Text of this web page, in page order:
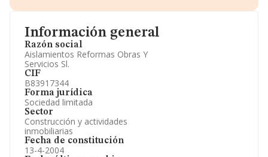
Información general
Razón social
Aislamientos Reformas Obras Y
Servicios Sl.
CIF
B83917344
Forma jurídica
Sociedad limitada
Sector
Construcción y actividades
inmobiliarias
Fecha de constitución
13-4-2004
Accionistas.
Artículos de prensa publicados sobre la empresa.
Información oficial y registral complementaria.